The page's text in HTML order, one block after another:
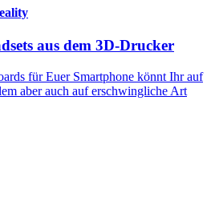
aus dem 3D-Drucker
für Euer Smartphone könnt Ihr auf
aber auch auf erschwingliche Art